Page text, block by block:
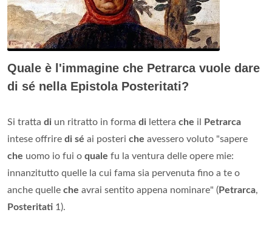
Quale è l'immagine che Petrarca vuole dare
di sé nella Epistola Posteritati?
Si tratta di un ritratto in forma di lettera che il
Petrarca
intese offrire di sé ai posteri che avessero voluto "sapere
che uomo io fui o quale fu la ventura delle opere mie:
innanzitutto quelle la cui fama sia pervenuta fino a te o
anche quelle che avrai sentito appena nominare" (Petrarca,
Posteritati 1).